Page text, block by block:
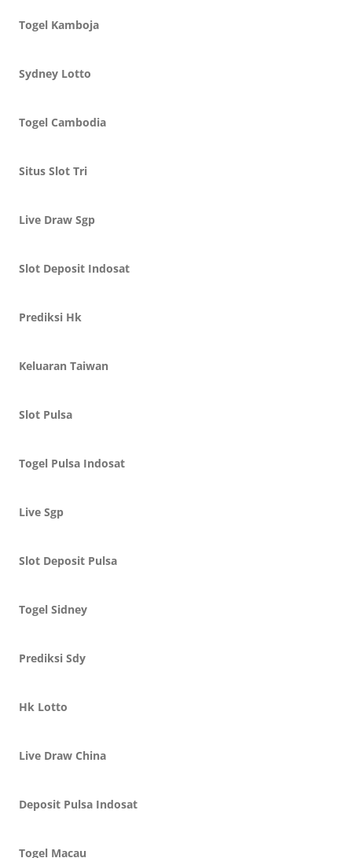
Togel Kamboja
Sydney Lotto
Togel Cambodia
Situs Slot Tri
Live Draw Sgp
Slot Deposit Indosat
Prediksi Hk
Keluaran Taiwan
Slot Pulsa
Togel Pulsa Indosat
Live Sgp
Slot Deposit Pulsa
Togel Sidney
Prediksi Sdy
Hk Lotto
Live Draw China
Deposit Pulsa Indosat
Togel Macau